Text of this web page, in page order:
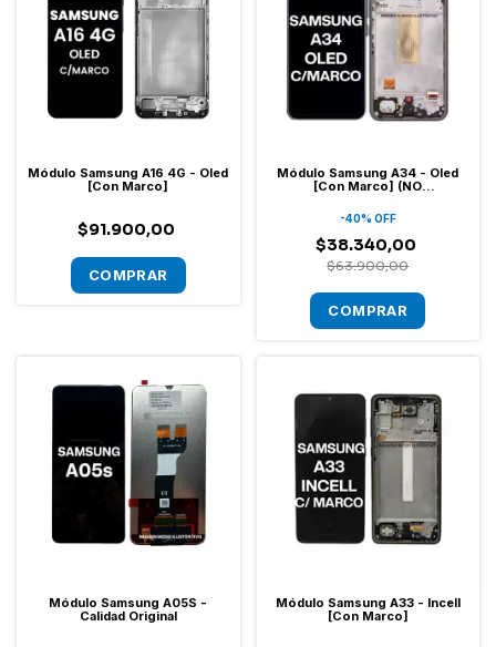
Módulo Samsung A16 4G - Oled
[Con Marco]
$91.900,00
Módulo Samsung A34 - Oled
[Con Marco] (NO
-40% OFF
$38.340,00
$63.900,00
Módulo Samsung A05S -
Calidad Original
Módulo Samsung A33 - Incell
[Con Marco]